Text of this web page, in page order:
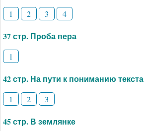
1 2 3 4
37 стр. Проба пера
1
42 стр. На пути к пониманию текста
1 2 3
45 стр. В землянке